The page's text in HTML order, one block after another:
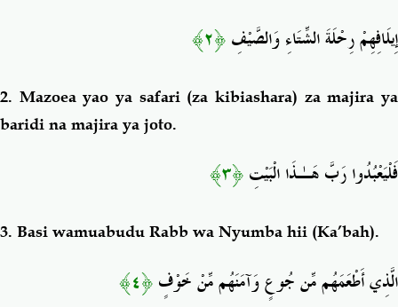
إِيلَافِهِمْ رِحْلَةَ الشِّتَاءِ وَالصَّيْفِ﴿٢﴾
2. Mazoea yao ya safari (za kibiashara) za majira ya
baridi na majira ya joto.
فَلْيَعْبُدُوا رَبَّ هَـٰذَا الْبَيْتِ﴿٣﴾
3. Basi wamuabudu Rabb wa Nyumba hii (Ka’bah).
الَّذِي أَطْعَمَهُم مِّن جُوعٍ وَآمَنَهُم مِّنْ خَوْفٍ﴿٤﴾